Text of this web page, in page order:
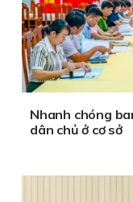
Nhanh chóng
dân chủ ở cơ sở